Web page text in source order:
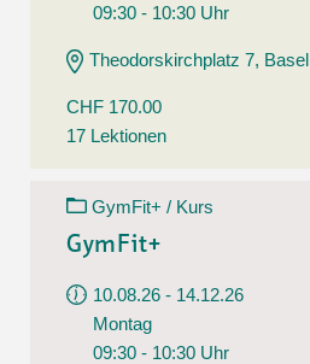
09:30 - 10:30 Uhr
Theodorskirchplatz 7, Basel
CHF 170.00
17 Lektionen
GymFit+ / Kurs
GymFit+
10.08.26 - 14.12.26
Montag
09:30 - 10:30 Uhr